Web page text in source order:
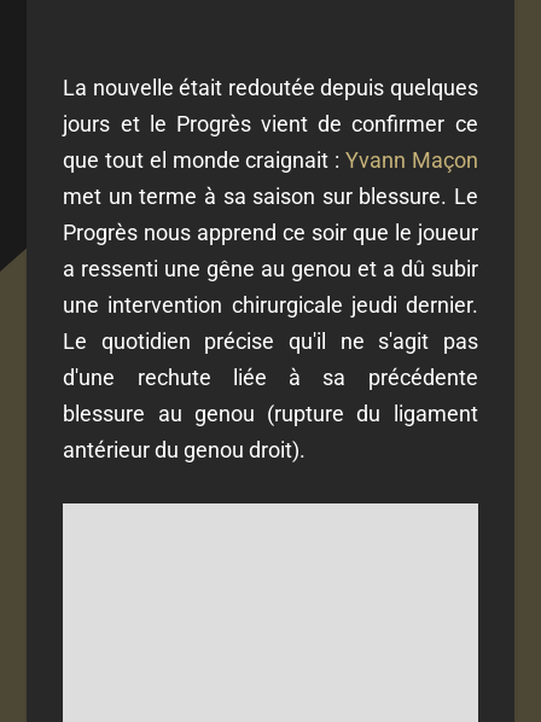
La nouvelle était redoutée depuis quelques
jours et le Progrès vient de confirmer ce
que tout el monde craignait : Yvann Maçon
met un terme à sa saison sur blessure. Le
Progrès nous apprend ce soir que le joueur
a ressenti une gêne au genou et a dû subir
une intervention chirurgicale jeudi dernier.
Le quotidien précise qu'il ne s'agit pas
d'une rechute liée à sa précédente
blessure au genou (rupture du ligament
antérieur du genou droit).